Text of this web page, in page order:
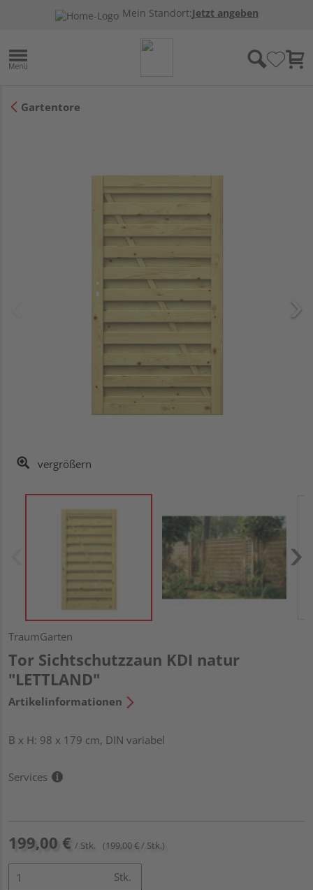
Mein Standort:Jetzt angeben
Gartentore
vergrößern
TraumGarten
Tor Sichtschutzzaun KDI natur
"LETTLAND"
Artikelinformationen
B x H: 98 x 179 cm, DIN variabel
Services
199,00 € / Stk. (199,00 € / Stk.)
Stk.